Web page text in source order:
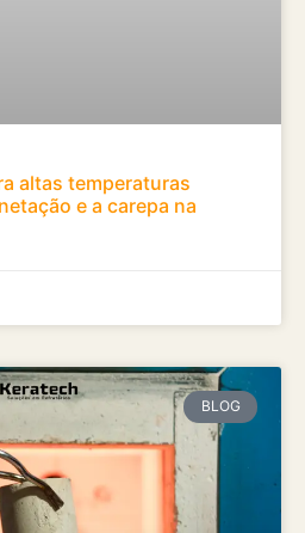
altas temperaturas
e a carepa na
BLOG